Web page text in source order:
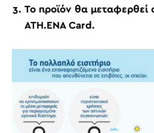
Το προϊόν θα μεταφερθεί
ATH.ENA Card.